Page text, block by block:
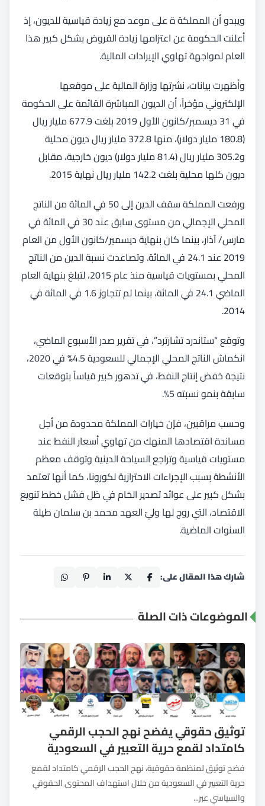
ويبدو أن المملكة ة على موعد مع زيادة قياسية للديون، إذ
أعلنت الحكومة عن اعتزامها زيادة القروض بشكل كبير هذا
العام لمواجهة تهاوي الإيرادات المالية.
وأظهرت بيانات، نشرتها وزارة المالية على موقعها
الإلكتروني مؤخراً، أن الديون المباشرة القائمة على الحكومة
في 31 ديسمبر/كانون الأول 2019 بلغت 677.9 مليار ريال
(180.8 مليار دولار)، منها 372.8 مليار ريال ديون محلية
و305.2 مليار ريال (81.4 مليار دولار) ديون خارجية، مقابل
ديون كلها محلية بلغت 142.2 مليار ريال نهاية 2015.
ورفعت المملكة سقف الدين إلى 50 في المائة من الناتج
المحلي الإجمالي من مستوى سابق عند 30 في المائة في
مارس/ آذار، بينما كان بنهاية ديسمبر/كانون الأول من العام
2019 عند 24.1 في المائة. وتصاعدت نسبة الدين من الناتج
المحلي بمستويات قياسية منذ عام 2015، لتبلغ بنهاية العام
الماضي 24.1 في المائة، بينما لم تتجاوز 1.6 في المائة في
2014.
وتوقع “ستاندرد تشارترد”، في تقرير صدر الأسبوع الماضي،
انكماش الناتج المحلي الإجمالي للسعودية 4.5% في 2020،
نتيجة خفض إنتاج النفط، في تدهور كبير قياساً بتوقعات
سابقة بنمو نسبته 5%.
وحسب مراقبين، فإن خيارات المملكة محدودة من أجل
مساندة اقتصادها المنهك من تهاوي أسعار النفط عند
مستويات قياسية وتراجع السياحة الدينية وتوقف معظم
الأنشطة بسبب الإجراءات الاحترازية لكورونا، كما أنها تعتمد
بشكل كبير على عوائد تصدير الخام في ظل فشل خطط تنويع
الاقتصاد، التي روج لها وليّ العهد محمد بن سلمان طيلة
السنوات الماضية.
شارك هذا المقال على:
الموضوعات ذات الصلة
توثيق حقوقي يفضح نهج الحجب الرقمي
كامتداد لقمع حرية التعبير في السعودية
فضح توثيق لمنظمة حقوقية، نهج الحجب الرقمي كامتداد لقمع
حرية التعبير في السعودية من خلال استهداف المحتوى الحقوقي
والسياسي عبر...